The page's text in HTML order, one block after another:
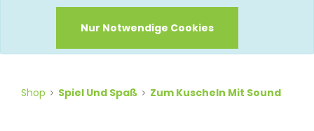
Nur Notwendige Cookies
Shop Spiel Und Spaß Zum Kuscheln Mit Sound